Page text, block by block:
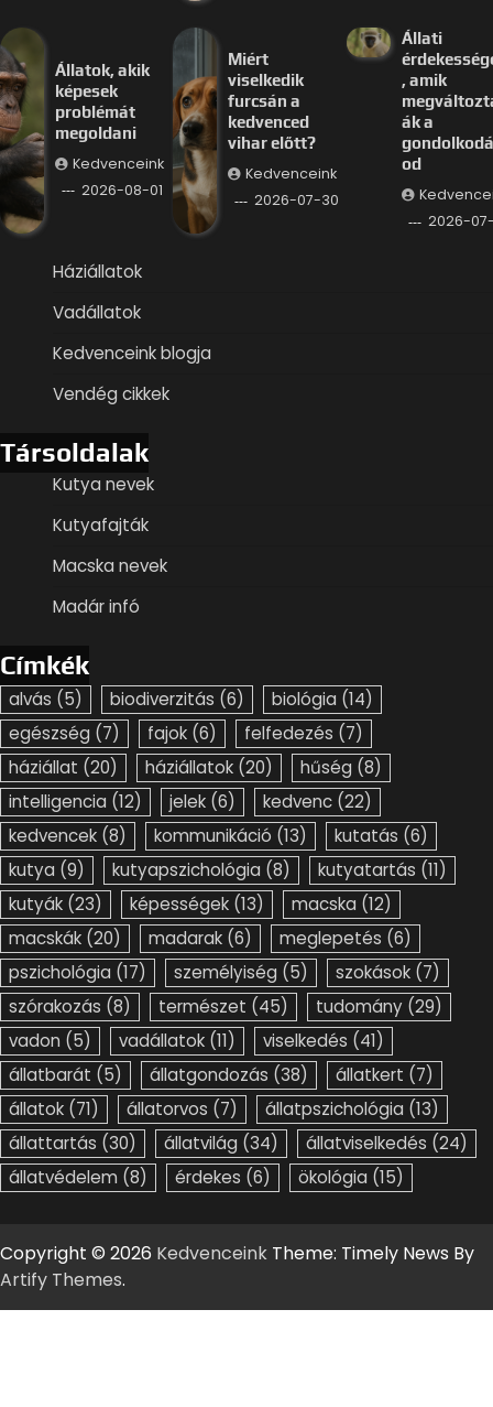
Állatok, akik
képesek
problémát
megoldani
Kedvenceink
2026-08-01
Miért
viselkedik
furcsán a
kedvenced
vihar előtt?
Kedvenceink
2026-07-30
Állati
, amik
ák a
od
2026-
Háziállatok
Vadállatok
Kedvenceink blogja
Vendég cikkek
Társoldalak
Kutya nevek
Kutyafajták
Macska nevek
Madár infó
Címkék
alvás (5) biodiverzitás (6) biológia (14)
egészség (7) fajok (6) felfedezés (7)
háziállat (20) háziállatok (20) hűség (8)
intelligencia (12) jelek (6) kedvenc (22)
kedvencek (8) kommunikáció (13) kutatás (6)
kutya (9) kutyapszichológia (8) kutyatartás (11)
kutyák (23) képességek (13) macska (12)
macskák (20) madarak (6) meglepetés (6)
pszichológia (17) személyiség (5) szokások (7)
szórakozás (8) természet (45) tudomány (29)
vadon (5) vadállatok (11) viselkedés (41)
állatbarát (5) állatgondozás (38) állatkert (7)
állatok (71) állatorvos (7) állatpszichológia (13)
állattartás (30) állatvilág (34) állatviselkedés (24)
állatvédelem (8) érdekes (6) ökológia (15)
Copyright © 2026 Kedvenceink Theme: Timely News By
Artify Themes.